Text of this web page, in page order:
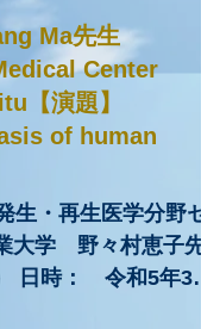
術分野の文部科学大
賞（研究部門）に大
究科シス...
Ma先生
Center
【演題】
of human
生・再生医学分野セ
大学 野々村恵子先